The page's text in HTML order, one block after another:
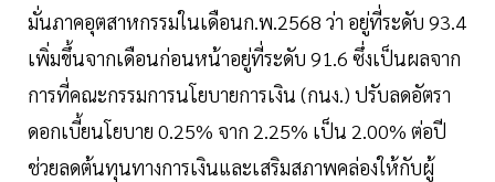
มั่นภาคอุตสาหกรรมในเดือนก.พ.2568 ว่า อยู่ที่ระดับ 93.4
เพิ่มขึ้นจากเดือนก่อนหน้าอยู่ที่ระดับ 91.6 ซึ่งเป็นผลจาก
การที่คณะกรรมการนโยบายการเงิน (กนง.) ปรับลดอัตรา
ดอกเบี้ยนโยบาย 0.25% จาก 2.25% เป็น 2.00% ต่อปี
ช่วยลดต้นทุนทางการเงินและเสริมสภาพคล่องให้กับผู้